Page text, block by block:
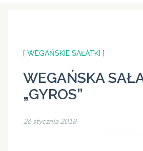
[ WEGAŃSKIE SAŁATKI ]
WEGAŃSKA
„GYROS”
26 stycznia 2018